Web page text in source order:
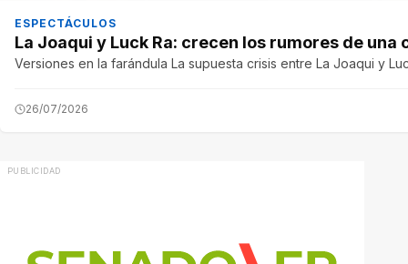
ESPECTÁCULOS
La Joaqui y Luck Ra: crecen los rumores de una
Versiones en la farándula La supuesta crisis entre La Joaqui y
26/07/2026